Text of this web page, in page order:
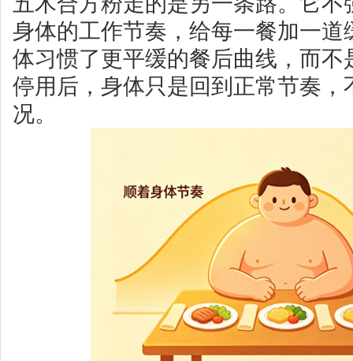
身体的工作节奏，给每一餐加一道
体习惯了更平缓的餐后曲线，而不
停用后，身体只是回到正常节奏，
况。